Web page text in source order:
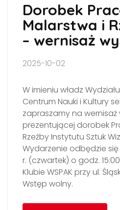
Dorobek
Malarstwa i
– wernisaż
2025-10-02
W imieniu władz
Centrum Nauki i Kultury
zapraszamy na
prezentującej dorobek
Rzeźby Instytutu Sztuk
Wydarzenie odbędzie
r. (czwartek) o godz.
Klubie WSPAK przy ul.
Wstęp wolny.